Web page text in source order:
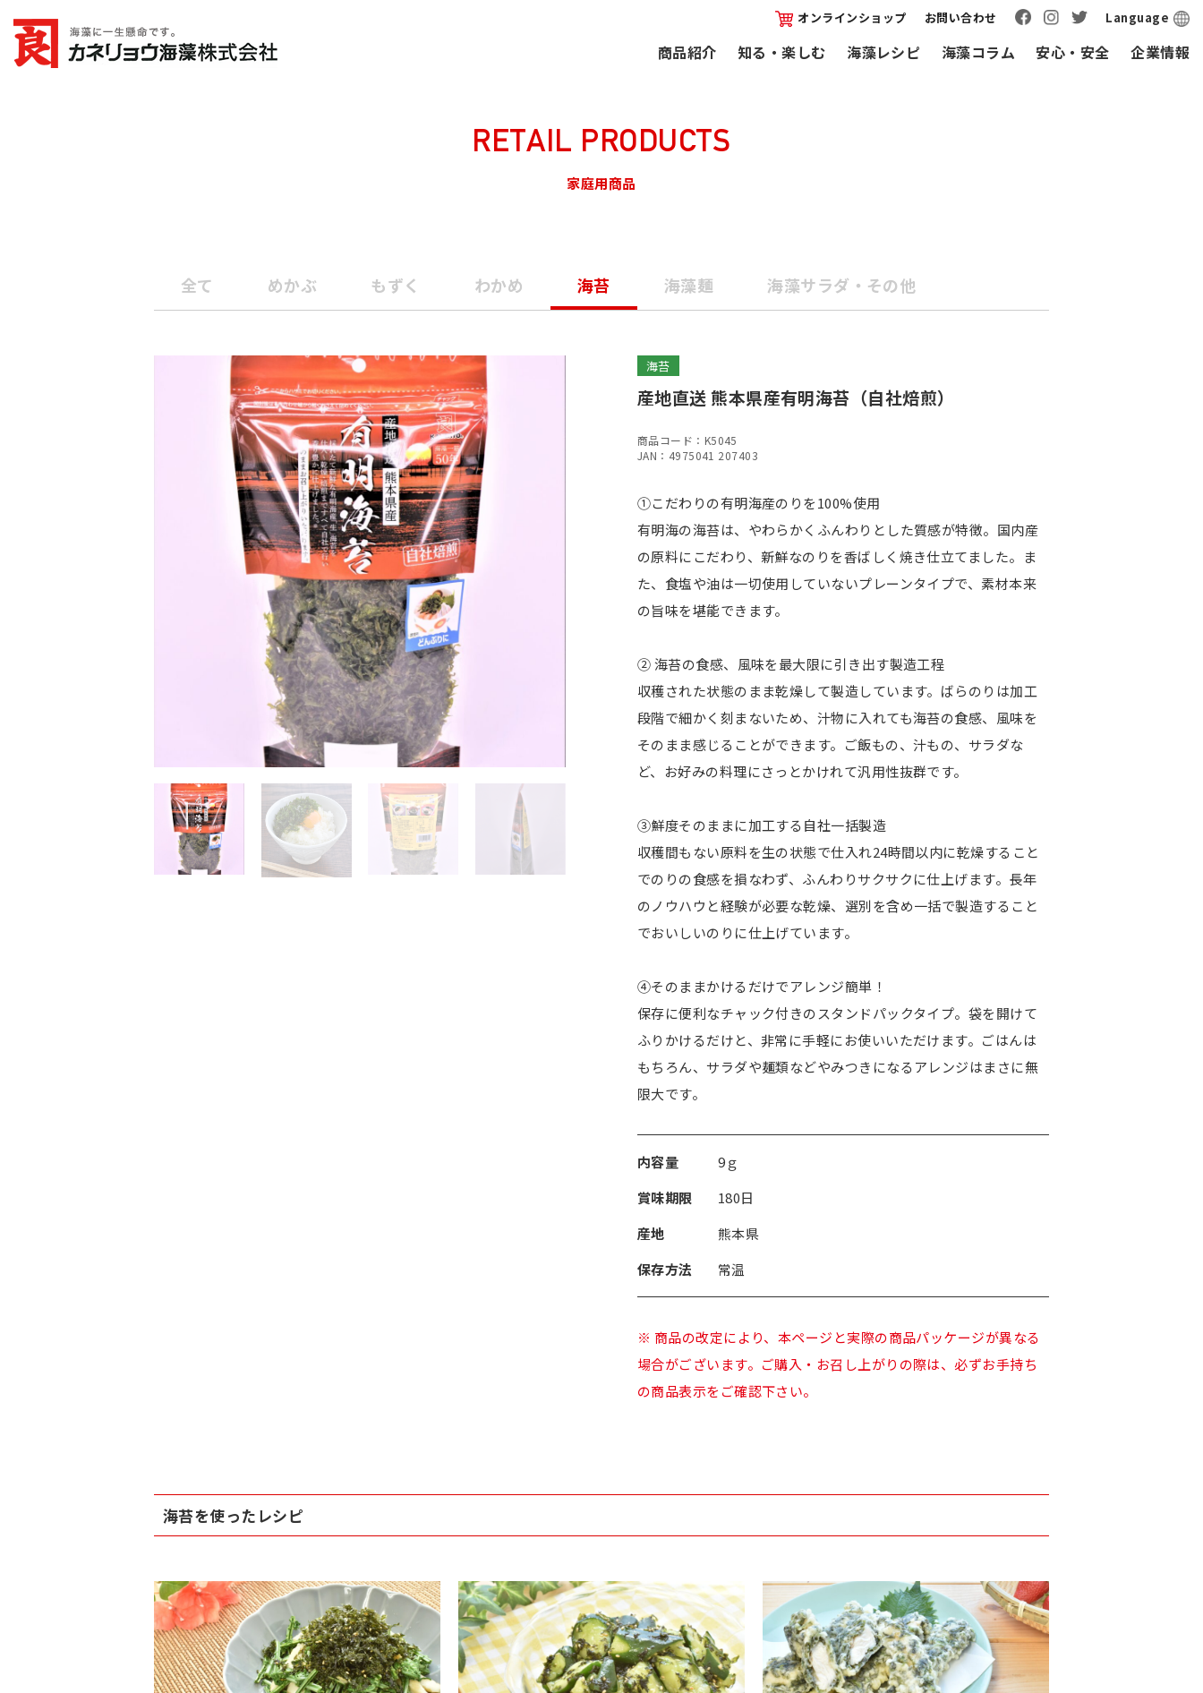
オンラインショップ お問い合わせ Language
商品紹介 知る・楽しむ 海藻レシピ 海藻コラム 安心・安全 企業情報
ホーム 家庭用商品一覧
RETAIL PRODUCTS
家庭用商品
全て めかぶ もずく わかめ 海苔 海藻麺 海藻サラダ・その他
海苔
産地直送 熊本県産有明海苔（自社焙煎）
商品コード：K5045
JAN：4975041 207403
①こだわりの有明海産のりを100%使用
有明海の海苔は、やわらかくふんわりとした質感が特徴。国内産
の原料にこだわり、新鮮なのりを香ばしく焼き仕立てました。ま
た、食塩や油は一切使用していないプレーンタイプで、素材本来
の旨味を堪能できます。
② 海苔の食感、風味を最大限に引き出す製造工程
収穫された状態のまま乾燥して製造しています。ばらのりは加工
段階で細かく刻まないため、汁物に入れても海苔の食感、風味を
そのまま感じることができます。ご飯もの、汁もの、サラダな
ど、お好みの料理にさっとかけれて汎用性抜群です。
③鮮度そのままに加工する自社一括製造
収穫間もない原料を生の状態で仕入れ24時間以内に乾燥すること
でのりの食感を損なわず、ふんわりサクサクに仕上げます。長年
のノウハウと経験が必要な乾燥、選別を含め一括で製造すること
でおいしいのりに仕上げています。
④そのままかけるだけでアレンジ簡単！
保存に便利なチャック付きのスタンドパックタイプ。袋を開けて
ふりかけるだけと、非常に手軽にお使いいただけます。ごはんは
もちろん、サラダや麺類などやみつきになるアレンジはまさに無
限大です。
内容量
9ｇ
賞味期限
180日
産地
熊本県
保存方法
常温
※ 商品の改定により、本ページと実際の商品パッケージが異なる
場合がございます。ご購入・お召し上がりの際は、必ずお手持ち
の商品表示をご確認下さい。
海苔を使ったレシピ